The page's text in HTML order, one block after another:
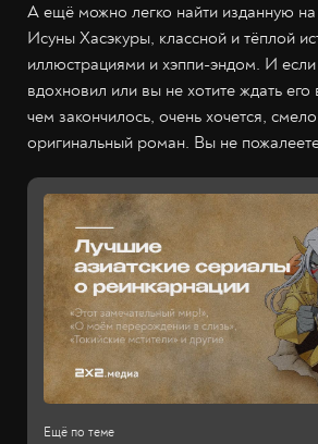
А ещё можно легко найти изданную
Исуны Хасэкуры, классной и тёплой
иллюстрациями и хэппи-эндом. И
вдохновил или вы не хотите ждать его
чем закончилось, очень хочется,
оригинальный роман. Вы не